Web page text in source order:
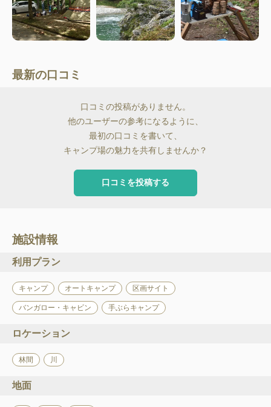
最新の口コミ
口コミの投稿がありません。
他のユーザーの参考になるように、
最初の口コミを書いて、
キャンプ場の魅力を共有しませんか？
口コミを投稿する
施設情報
利用プラン
キャンプ オートキャンプ 区画サイト
バンガロー・キャビン 手ぶらキャンプ
ロケーション
林間 川
地面